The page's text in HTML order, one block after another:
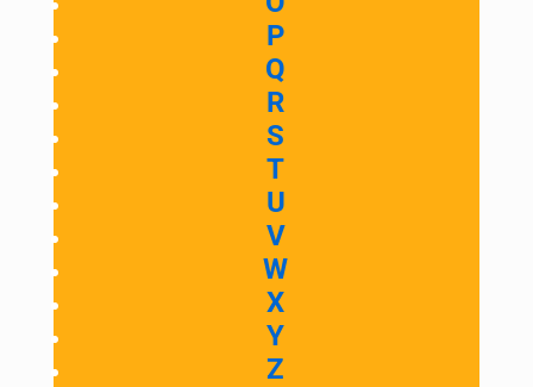
P
Q
R
S
T
U
V
W
X
Y
Z